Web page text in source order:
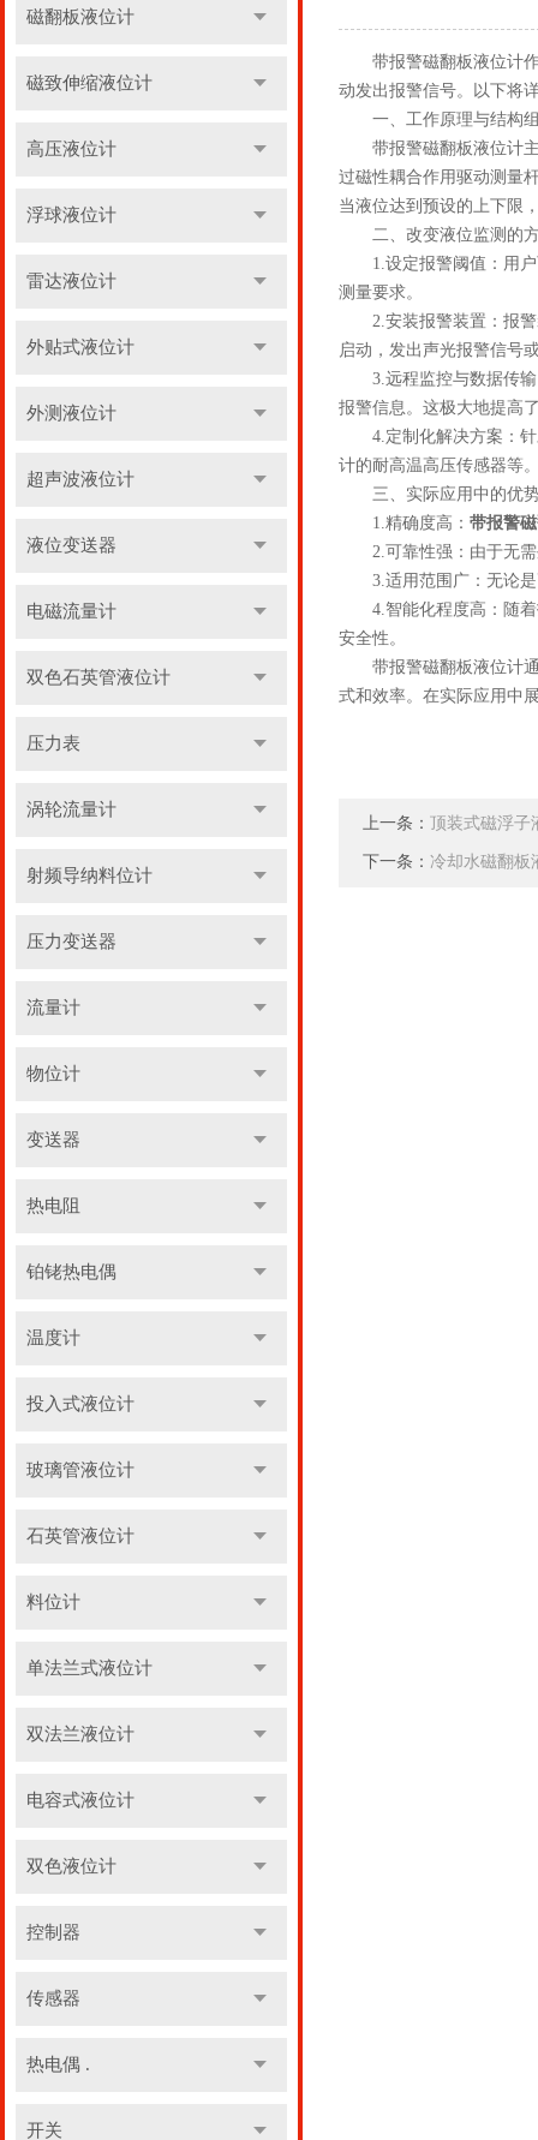
磁翻板液位计
磁致伸缩液位计
高压液位计
浮球液位计
雷达液位计
外贴式液位计
外测液位计
超声波液位计
液位变送器
电磁流量计
双色石英管液位计
压力表
涡轮流量计
射频导纳料位计
压力变送器
流量计
物位计
变送器
热电阻
铂铑热电偶
温度计
投入式液位计
玻璃管液位计
石英管液位计
料位计
单法兰式液位计
双法兰液位计
电容式液位计
双色液位计
控制器
传感器
热电偶 .
开关
带报警磁翻板液位计作
动发出报警信号。以下将
一、工作原理与结构
带报警磁翻板液位计主
过磁性耦合作用驱动测量
当液位达到预设的上下限
二、改变液位监测的
1.设定报警阈值：用户
测量要求。
2.安装报警装置：报警
启动，发出声光报警信号
3.远程监控与数据传输
报警信息。这极大地提高
4.定制化解决方案：针
计的耐高温高压传感器等
三、实际应用中的优
1.精确度高： 带报警
2.可靠性强：由于无需
3.适用范围广：无论是
4.智能化程度高：随着
安全性。
带报警磁翻板液位计通
式和效率。在实际应用中
上一条： 顶装式磁浮子
下一条： 冷却水磁翻板